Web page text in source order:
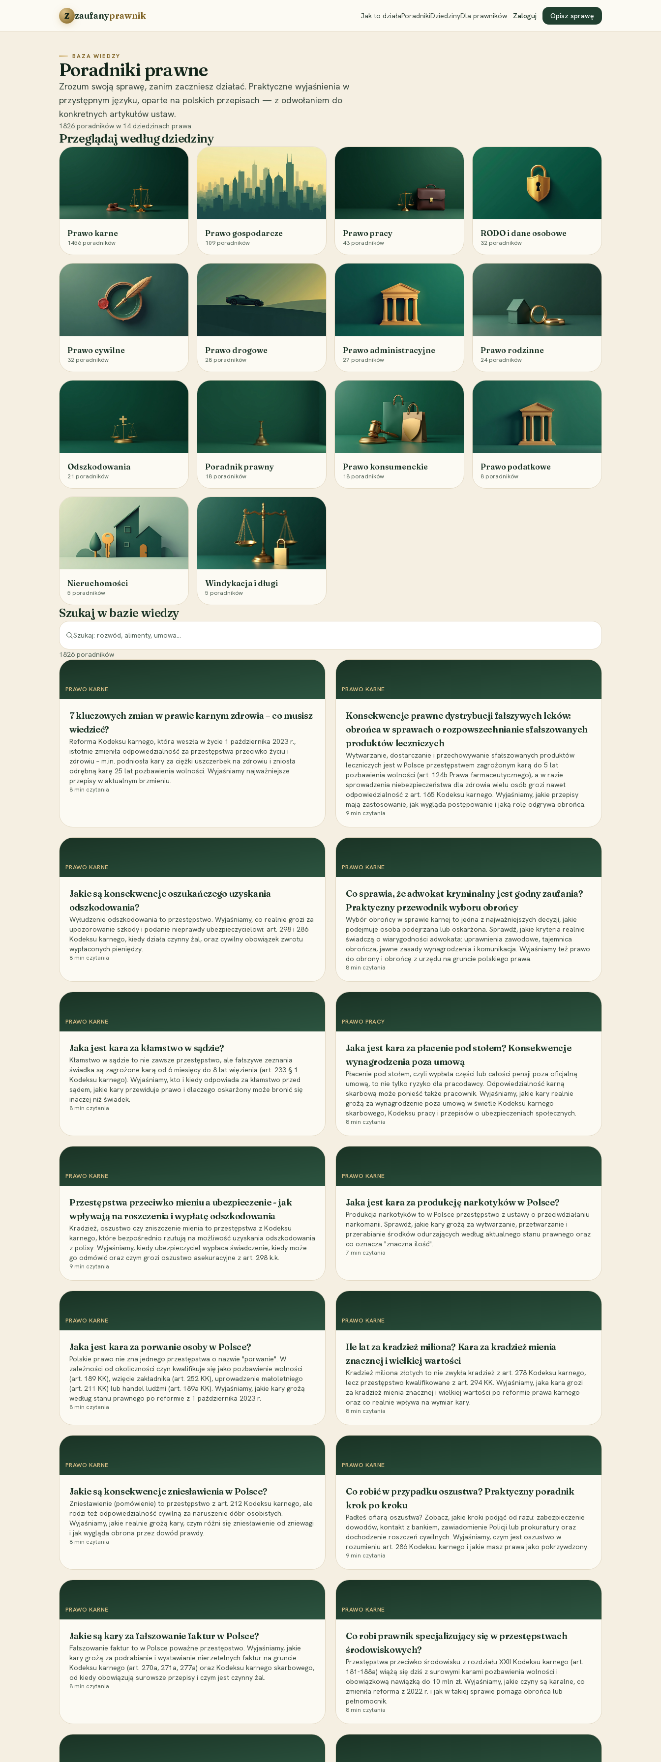
Przejdź do treści
Z zaufanyprawnik Jak to działaPoradnikiDziedzinyDla prawników Zaloguj Opisz sprawę
BAZA WIEDZY
Poradniki prawne
Zrozum swoją sprawę, zanim zaczniesz działać. Praktyczne wyjaśnienia w
przystępnym języku, oparte na polskich przepisach — z odwołaniem do
konkretnych artykułów ustaw.
1826 poradników w 14 dziedzinach prawa
Przeglądaj według dziedziny
Prawo karne
1456 poradników
Prawo gospodarcze
109 poradników
Prawo pracy
43 poradników
RODO i dane osobowe
32 poradników
Prawo cywilne
32 poradników
Prawo drogowe
28 poradników
Prawo administracyjne
27 poradników
Prawo rodzinne
24 poradników
Odszkodowania
21 poradników
Poradnik prawny
18 poradników
Prawo konsumenckie
18 poradników
Prawo podatkowe
8 poradników
Nieruchomości
5 poradników
Windykacja i długi
5 poradników
Szukaj w bazie wiedzy
1826 poradników
PRAWO KARNE
7 kluczowych zmian w prawie karnym zdrowia – co musisz
wiedzieć?
Reforma Kodeksu karnego, która weszła w życie 1 października 2023 r.,
istotnie zmieniła odpowiedzialność za przestępstwa przeciwko życiu i
zdrowiu – m.in. podniosła kary za ciężki uszczerbek na zdrowiu i zniosła
odrębną karę 25 lat pozbawienia wolności. Wyjaśniamy najważniejsze
przepisy w aktualnym brzmieniu.
8 min czytania
PRAWO KARNE
Konsekwencje prawne dystrybucji fałszywych leków:
obrońca w sprawach o rozpowszechnianie sfałszowanych
produktów leczniczych
Wytwarzanie, dostarczanie i przechowywanie sfałszowanych produktów
leczniczych jest w Polsce przestępstwem zagrożonym karą do 5 lat
pozbawienia wolności (art. 124b Prawa farmaceutycznego), a w razie
sprowadzenia niebezpieczeństwa dla zdrowia wielu osób grozi nawet
odpowiedzialność z art. 165 Kodeksu karnego. Wyjaśniamy, jakie przepisy
mają zastosowanie, jak wygląda postępowanie i jaką rolę odgrywa obrońca.
9 min czytania
PRAWO KARNE
Jakie są konsekwencje oszukańczego uzyskania
odszkodowania?
Wyłudzenie odszkodowania to przestępstwo. Wyjaśniamy, co realnie grozi za
upozorowanie szkody i podanie nieprawdy ubezpieczycielowi: art. 298 i 286
Kodeksu karnego, kiedy działa czynny żal, oraz cywilny obowiązek zwrotu
wypłaconych pieniędzy.
8 min czytania
PRAWO KARNE
Co sprawia, że adwokat kryminalny jest godny zaufania?
Praktyczny przewodnik wyboru obrońcy
Wybór obrońcy w sprawie karnej to jedna z najważniejszych decyzji, jakie
podejmuje osoba podejrzana lub oskarżona. Sprawdź, jakie kryteria realnie
świadczą o wiarygodności adwokata: uprawnienia zawodowe, tajemnica
obrończa, jawne zasady wynagrodzenia i komunikacja. Wyjaśniamy też prawo
do obrony i obrońcę z urzędu na gruncie polskiego prawa.
8 min czytania
PRAWO KARNE
Jaka jest kara za kłamstwo w sądzie?
Kłamstwo w sądzie to nie zawsze przestępstwo, ale fałszywe zeznania
świadka są zagrożone karą od 6 miesięcy do 8 lat więzienia (art. 233 § 1
Kodeksu karnego). Wyjaśniamy, kto i kiedy odpowiada za kłamstwo przed
sądem, jakie kary przewiduje prawo i dlaczego oskarżony może bronić się
inaczej niż świadek.
8 min czytania
PRAWO PRACY
Jaka jest kara za płacenie pod stołem? Konsekwencje
wynagrodzenia poza umową
Płacenie pod stołem, czyli wypłata części lub całości pensji poza oficjalną
umową, to nie tylko ryzyko dla pracodawcy. Odpowiedzialność karną
skarbową może ponieść także pracownik. Wyjaśniamy, jakie kary realnie
grożą za wynagrodzenie poza umową w świetle Kodeksu karnego
skarbowego, Kodeksu pracy i przepisów o ubezpieczeniach społecznych.
8 min czytania
PRAWO KARNE
Przestępstwa przeciwko mieniu a ubezpieczenie - jak
wpływają na roszczenia i wypłatę odszkodowania
Kradzież, oszustwo czy zniszczenie mienia to przestępstwa z Kodeksu
karnego, które bezpośrednio rzutują na możliwość uzyskania odszkodowania
z polisy. Wyjaśniamy, kiedy ubezpieczyciel wypłaca świadczenie, kiedy może
go odmówić oraz czym grozi oszustwo asekuracyjne z art. 298 k.k.
9 min czytania
PRAWO KARNE
Jaka jest kara za produkcję narkotyków w Polsce?
Produkcja narkotyków to w Polsce przestępstwo z ustawy o przeciwdziałaniu
narkomanii. Sprawdź, jakie kary grożą za wytwarzanie, przetwarzanie i
przerabianie środków odurzających według aktualnego stanu prawnego oraz
co oznacza "znaczna ilość".
7 min czytania
PRAWO KARNE
Jaka jest kara za porwanie osoby w Polsce?
Polskie prawo nie zna jednego przestępstwa o nazwie "porwanie". W
zależności od okoliczności czyn kwalifikuje się jako pozbawienie wolności
(art. 189 KK), wzięcie zakładnika (art. 252 KK), uprowadzenie małoletniego
(art. 211 KK) lub handel ludźmi (art. 189a KK). Wyjaśniamy, jakie kary grożą
według stanu prawnego po reformie z 1 października 2023 r.
8 min czytania
PRAWO KARNE
Ile lat za kradzież miliona? Kara za kradzież mienia
znacznej i wielkiej wartości
Kradzież miliona złotych to nie zwykła kradzież z art. 278 Kodeksu karnego,
lecz przestępstwo kwalifikowane z art. 294 KK. Wyjaśniamy, jaka kara grozi
za kradzież mienia znacznej i wielkiej wartości po reformie prawa karnego
oraz co realnie wpływa na wymiar kary.
8 min czytania
PRAWO KARNE
Jakie są konsekwencje zniesławienia w Polsce?
Zniesławienie (pomówienie) to przestępstwo z art. 212 Kodeksu karnego, ale
rodzi też odpowiedzialność cywilną za naruszenie dóbr osobistych.
Wyjaśniamy, jakie realnie grożą kary, czym różni się zniesławienie od zniewagi
i jak wygląda obrona przez dowód prawdy.
8 min czytania
PRAWO KARNE
Co robić w przypadku oszustwa? Praktyczny poradnik
krok po kroku
Padłeś ofiarą oszustwa? Zobacz, jakie kroki podjąć od razu: zabezpieczenie
dowodów, kontakt z bankiem, zawiadomienie Policji lub prokuratury oraz
dochodzenie roszczeń cywilnych. Wyjaśniamy, czym jest oszustwo w
rozumieniu art. 286 Kodeksu karnego i jakie masz prawa jako pokrzywdzony.
9 min czytania
PRAWO KARNE
Jakie są kary za fałszowanie faktur w Polsce?
Fałszowanie faktur to w Polsce poważne przestępstwo. Wyjaśniamy, jakie
kary grożą za podrabianie i wystawianie nierzetelnych faktur na gruncie
Kodeksu karnego (art. 270a, 271a, 277a) oraz Kodeksu karnego skarbowego,
od kiedy obowiązują surowsze przepisy i czym jest czynny żal.
8 min czytania
PRAWO KARNE
Co robi prawnik specjalizujący się w przestępstwach
środowiskowych?
Przestępstwa przeciwko środowisku z rozdziału XXII Kodeksu karnego (art.
181-188a) wiążą się dziś z surowymi karami pozbawienia wolności i
obowiązkową nawiązką do 10 mln zł. Wyjaśniamy, jakie czyny są karalne, co
zmieniła reforma z 2022 r. i jak w takiej sprawie pomaga obrońca lub
pełnomocnik.
8 min czytania